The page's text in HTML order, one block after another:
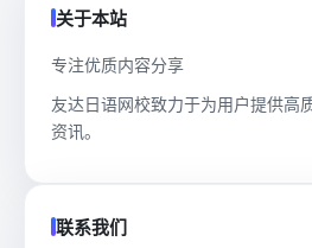
关于本站
专注优质内容分享
友达日语网校致力于为用户提供高
资讯。
联系我们